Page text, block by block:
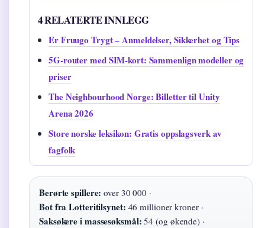
4 RELATERTE INNLEGG
Er Fruugo Trygt – Anmeldelser, Sikkerhet og Tips
5G-router med SIM-kort: Sammenlign modeller og
priser
The Neighbourhood Norge: Billetter til Unity
Arena 2026
Store norske leksikon: Gratis oppslagsverk av
fagfolk
Berørte spillere: over 30 000 ·
Bot fra Lotteritilsynet: 46 millioner kroner ·
Saksøkere i massesøksmål: 54 (og økende) ·